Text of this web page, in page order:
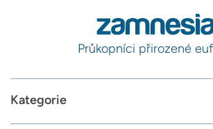
Průkopníci přirozené
Kategorie